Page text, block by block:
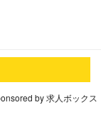
by 求人ボックス